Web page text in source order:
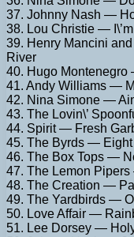
37. Johnny Nash —
38. Lou Christie —
39. Henry Mancini
River
40. Hugo
41. Andy Williams —
42. Nina Simone —
43. The Lovin\’
44. Spirit — Fresh
45. The Byrds —
46. The Box Tops —
47. The Lemon
48. The Creation —
49. The Yardbirds —
50. Love Affair —
51. Lee Dorsey —